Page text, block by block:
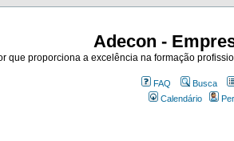
Adecon -
que proporciona a excelência na formação
FAQ Busca
Calendário